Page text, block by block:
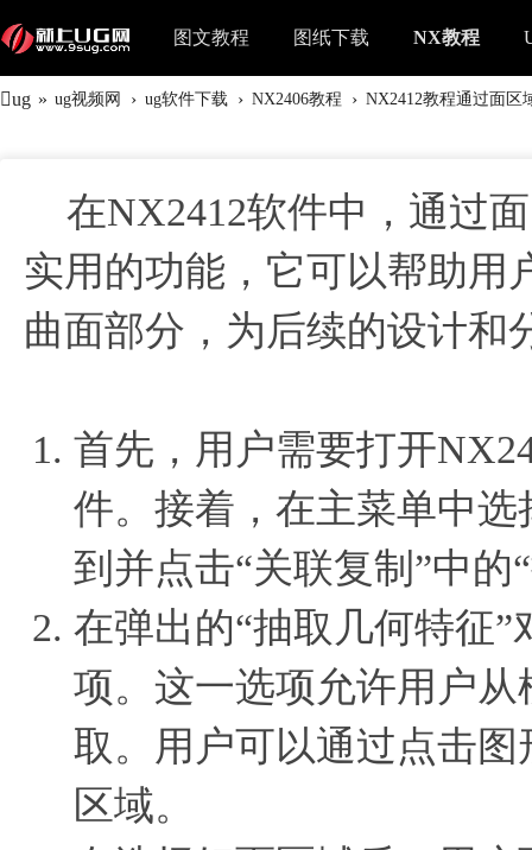
图文教程 图纸下载 NX教程
ug » ug视频网 › ug软件下载 › NX2406教程 › NX2412教程通过面区
在NX2412软件中，通过
实用的功能，它可以帮助用
曲面部分，为后续的设计和
首先，用户需要打开
件。接着，在主菜单中
到并点击“关联复制”中的
在弹出的“抽取几何特征
项。这一选项允许用户
取。用户可以通过点击
区域。